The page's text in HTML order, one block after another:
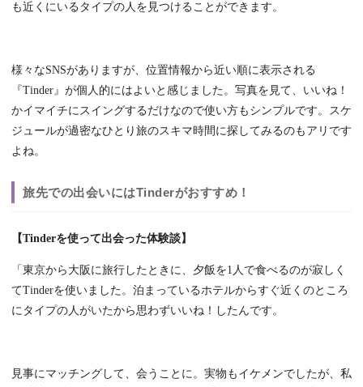
も近くにいるタイプの人を見つけることができます。
様々なSNSがありますが、位置情報から近い順に表示される
『Tinder』が個人的にはよいと感じました。写真を見て、いいね！
かイマイチにスイングするだけなので使い方もシンプルです。スケ
ジュールが過密なひとり旅のスキマ時間に探してみるのもアリです
よね。
旅先での出会いにはTinderがおすすめ！
【Tinderを使って出会った体験談】
「東京から大阪に旅行したときに、夕飯を1人で食べるのが寂しく
てTinderを使いました。泊まっているホテルからすぐ近くのところ
にタイプの人がいたから思わずいいね！したんです。
見事にマッチングして、会うことに。実物もイケメンでしたが、私